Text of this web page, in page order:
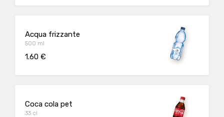
Acqua frizzante
500 ml
1.60 €
Coca cola pet
33 cl